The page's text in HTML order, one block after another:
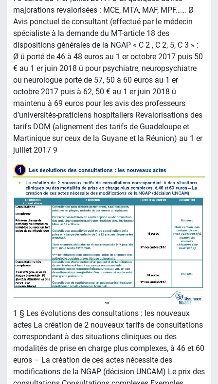
majorations revalorisées : MCE, MTA, MAF, MPF…… Ø
Avis ponctuel de consultant (effectué par le médecin
spécialiste à la demande du MT-article 18 des
dispositions générales de la NGAP « C 2 , C 2, 5, C 3 » :
Ø ü porté de 46 à 48 euros au 1 er octobre 2017 puis 50
€ au 1 er juin 2018 ü pour psychiatre, neuropsychiatre
ou neurologue porté de 57, 50 à 60 euros au 1 er
octobre 2017 puis à 62, 50 € au 1 er juin 2018 ü
maintenu à 69 euros pour les avis des professeurs
d’universités-praticiens hospitaliers Revalorisations des
tarifs DOM (alignement des tarifs de Guadeloupe et
Martinique sur ceux de la Guyane et la Réunion) au 1 er
juillet 2017 9
1 § Les évolutions des consultations : les nouveaux
actes La création de 2 nouveaux tarifs de consultations
correspondant à des situations cliniques ou des
modalités de prise en charge plus complexes, à 46 et 60
euros – La création de ces actes nécessite des
modifications de la NGAP (décision UNCAM) Le prix des